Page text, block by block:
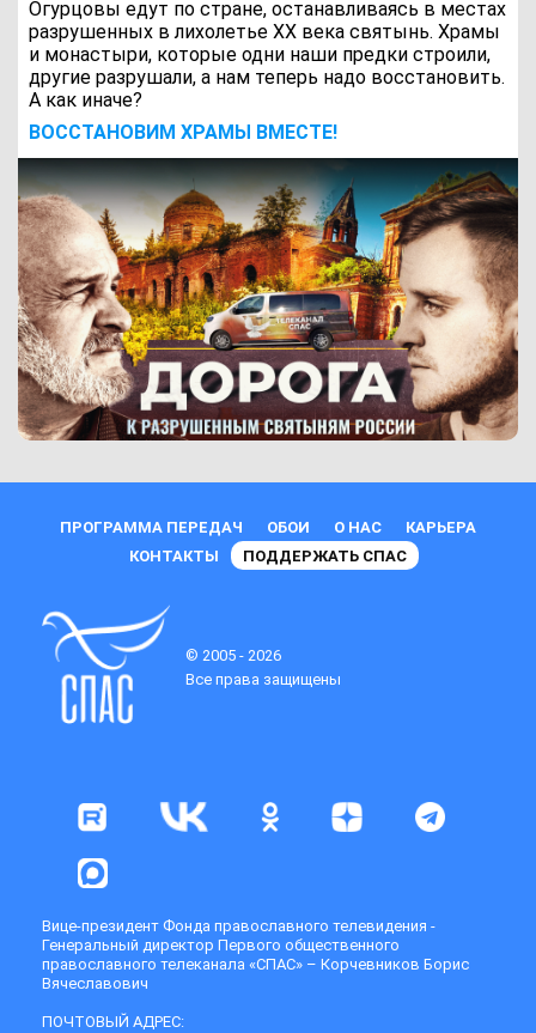
Огурцовы едут по стране, останавливаясь в местах
разрушенных в лихолетье ХХ века святынь. Храмы
и монастыри, которые одни наши предки строили,
другие разрушали, а нам теперь надо восстановить.
А как иначе?
ВОCСТАНОВИМ ХРАМЫ ВМЕСТЕ!
ПРОГРАММА ПЕРЕДАЧ ОБОИ О НАС
КАРЬЕРА
КОНТАКТЫ
ПОДДЕРЖАТЬ СПАС
© 2005 - 2026
Все права защищены
Вице-президент Фонда православного телевидения -
Генеральный директор Первого общественного
православного телеканала «СПАС» – Корчевников Борис
Вячеславович
ПОЧТОВЫЙ АДРЕС: